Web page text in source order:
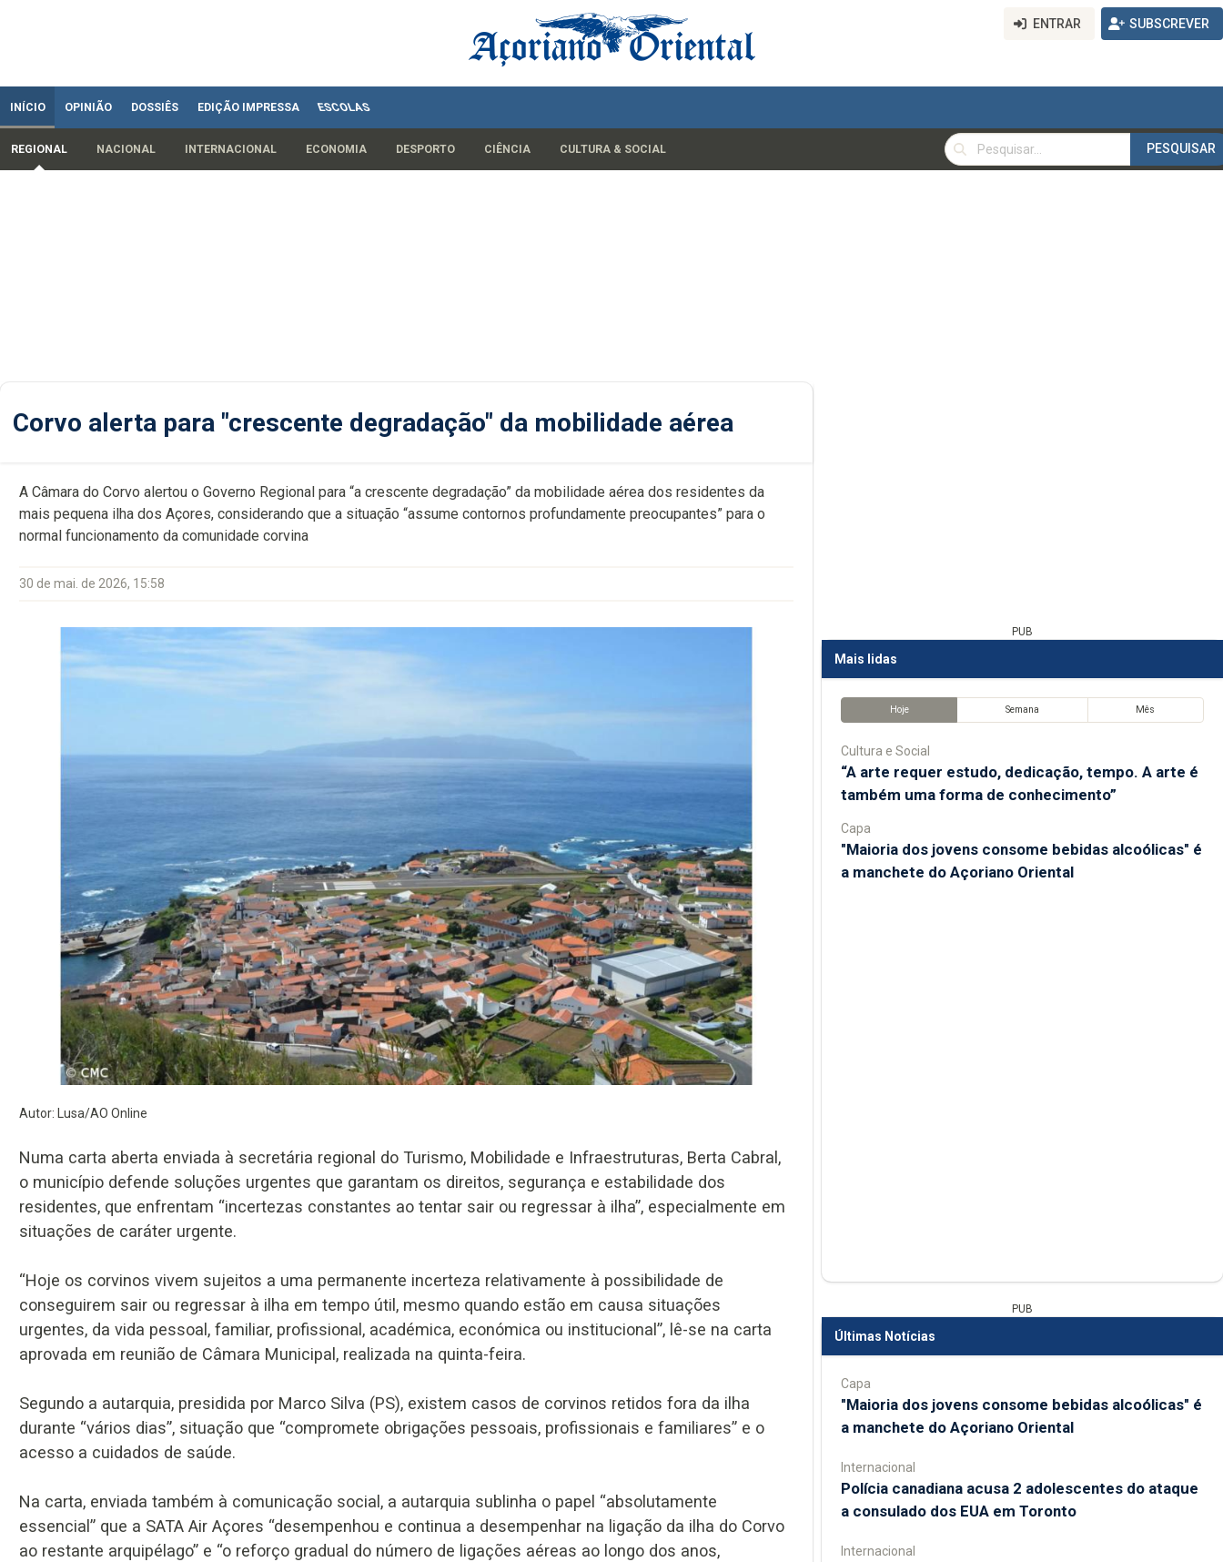
ENTRAR SUBSCREVER
INÍCIO OPINIÃO DOSSIÊS EDIÇÃO IMPRESSA ESCOLAS
REGIONAL NACIONAL INTERNACIONAL ECONOMIA DESPORTO CIÊNCIA CULTURA & SOCIAL
PESQUISAR
PESQUISAR
Corvo alerta para "crescente degradação" da mobilidade aérea
A Câmara do Corvo alertou o Governo Regional para “a crescente degradação” da mobilidade aérea dos residentes da
mais pequena ilha dos Açores, considerando que a situação “assume contornos profundamente preocupantes” para o
normal funcionamento da comunidade corvina
30 de mai. de 2026, 15:58
Autor: Lusa/AO Online
Numa carta aberta enviada à secretária regional do Turismo, Mobilidade e Infraestruturas, Berta Cabral,
o município defende soluções urgentes que garantam os direitos, segurança e estabilidade dos
residentes, que enfrentam “incertezas constantes ao tentar sair ou regressar à ilha”, especialmente em
situações de caráter urgente.
“Hoje os corvinos vivem sujeitos a uma permanente incerteza relativamente à possibilidade de
conseguirem sair ou regressar à ilha em tempo útil, mesmo quando estão em causa situações
urgentes, da vida pessoal, familiar, profissional, académica, económica ou institucional”, lê-se na carta
aprovada em reunião de Câmara Municipal, realizada na quinta-feira.
Segundo a autarquia, presidida por Marco Silva (PS), existem casos de corvinos retidos fora da ilha
durante “vários dias”, situação que “compromete obrigações pessoais, profissionais e familiares” e o
acesso a cuidados de saúde.
Na carta, enviada também à comunicação social, a autarquia sublinha o papel “absolutamente
essencial” que a SATA Air Açores “desempenhou e continua a desempenhar na ligação da ilha do Corvo
ao restante arquipélago” e “o reforço gradual do número de ligações aéreas ao longo dos anos,
PUB
Mais lidas
Hoje Semana Mês
Cultura e Social
“A arte requer estudo, dedicação, tempo. A arte é
também uma forma de conhecimento”
Capa
"Maioria dos jovens consome bebidas alcoólicas" é
a manchete do Açoriano Oriental
PUB
Últimas Notícias
Capa
"Maioria dos jovens consome bebidas alcoólicas" é
a manchete do Açoriano Oriental
Internacional
Polícia canadiana acusa 2 adolescentes do ataque
a consulado dos EUA em Toronto
Internacional